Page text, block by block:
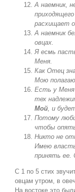
А наемник,
расхищает
А наемник
овцах.
Я есмь
Меня.
Как Отец
Мою полагаю
Есть у Меня
тех
Мой, и
Потому
чтобы
Никто не
Имею
принять ее.
С 1 по 5 стих
овцам утром, в
На востоке это